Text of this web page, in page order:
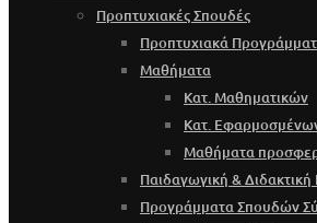
Προπτυχιακές Σπουδές
Προπτυχιακά
Μαθήματα
Κατ. Μαθηματικών
Κατ.
Μαθήματα
Παιδαγωγική &
Προγράμματα Σπουδών